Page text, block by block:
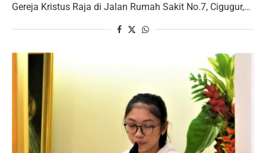
Gereja Kristus Raja di Jalan Rumah Sakit No.7, Cigugur,…